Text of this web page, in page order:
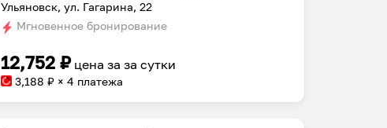
Ульяновск, ул. Гагарина, 22
Мгновенное бронирование
12,752 ₽ цена заза сутки
3,188 ₽ × 4 платежа